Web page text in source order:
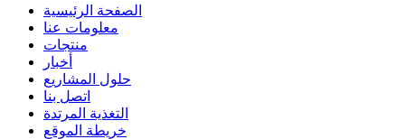
الصفحة الرئيسية
معلومات عنا
منتجات
أخبار
حلول المشاريع
اتصل بنا
التغذية المرتدة
خريطة الموقع